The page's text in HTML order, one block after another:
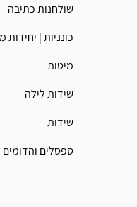
שולחנות כתיבה
כונניות | יחידות
מיטות
שידות לילה
שידות
ספסלים והדומים